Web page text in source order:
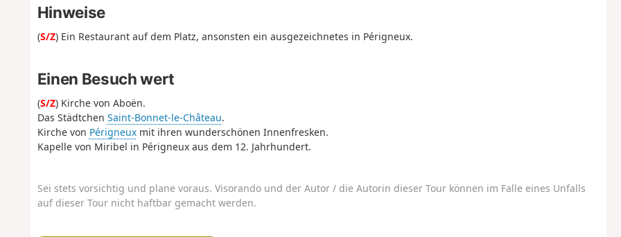
Hinweise
(S/Z) Ein Restaurant auf dem Platz, ansonsten ein ausgezeichnetes in Périgneux.
Einen Besuch wert
(S/Z) Kirche von Aboën.
Das Städtchen Saint-Bonnet-le-Château.
Kirche von Périgneuxmit ihren wunderschönen Innenfresken.
Kapelle von Miribel in Périgneux aus dem 12. Jahrhundert.
Sei stets vorsichtig und plane voraus. Visorando und der Autor / die Autorin dieser Tour können im Falle eines Unfalls
auf dieser Tour nicht haftbar gemacht werden.